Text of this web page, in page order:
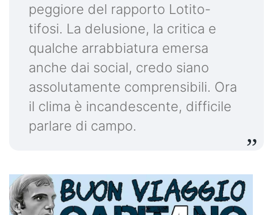
peggiore del rapporto Lotito-
tifosi. La delusione, la critica e
qualche arrabbiatura emersa
anche dai social, credo siano
assolutamente comprensibili. Ora
il clima è incandescente, difficile
parlare di campo.